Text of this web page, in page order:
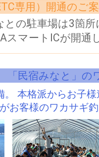
専用）開通のご
との駐車場は3箇
スマートICが開
民宿みなと」の
。 本格派からお子
お客様のワカサギ